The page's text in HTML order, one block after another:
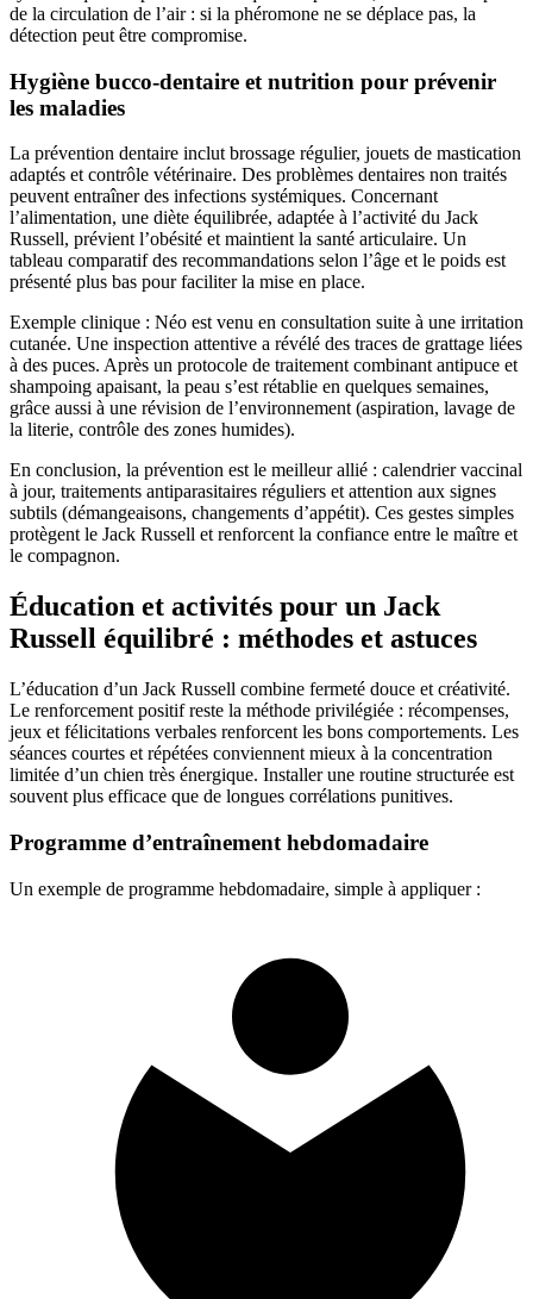
de la circulation de l’air : si la phéromone ne se déplace pas, la
détection peut être compromise.
Hygiène bucco-dentaire et nutrition pour prévenir
les maladies
La prévention dentaire inclut brossage régulier, jouets de mastication
adaptés et contrôle vétérinaire. Des problèmes dentaires non traités
peuvent entraîner des infections systémiques. Concernant
l’alimentation, une diète équilibrée, adaptée à l’activité du Jack
Russell, prévient l’obésité et maintient la santé articulaire. Un
tableau comparatif des recommandations selon l’âge et le poids est
présenté plus bas pour faciliter la mise en place.
Exemple clinique : Néo est venu en consultation suite à une irritation
cutanée. Une inspection attentive a révélé des traces de grattage liées
à des puces. Après un protocole de traitement combinant antipuce et
shampoing apaisant, la peau s’est rétablie en quelques semaines,
grâce aussi à une révision de l’environnement (aspiration, lavage de
la literie, contrôle des zones humides).
En conclusion, la prévention est le meilleur allié : calendrier vaccinal
à jour, traitements antiparasitaires réguliers et attention aux signes
subtils (démangeaisons, changements d’appétit). Ces gestes simples
protègent le Jack Russell et renforcent la confiance entre le maître et
le compagnon.
Éducation et activités pour un Jack
Russell équilibré : méthodes et astuces
L’éducation d’un Jack Russell combine fermeté douce et créativité.
Le renforcement positif reste la méthode privilégiée : récompenses,
jeux et félicitations verbales renforcent les bons comportements. Les
séances courtes et répétées conviennent mieux à la concentration
limitée d’un chien très énergique. Installer une routine structurée est
souvent plus efficace que de longues corrélations punitives.
Programme d’entraînement hebdomadaire
Un exemple de programme hebdomadaire, simple à appliquer :